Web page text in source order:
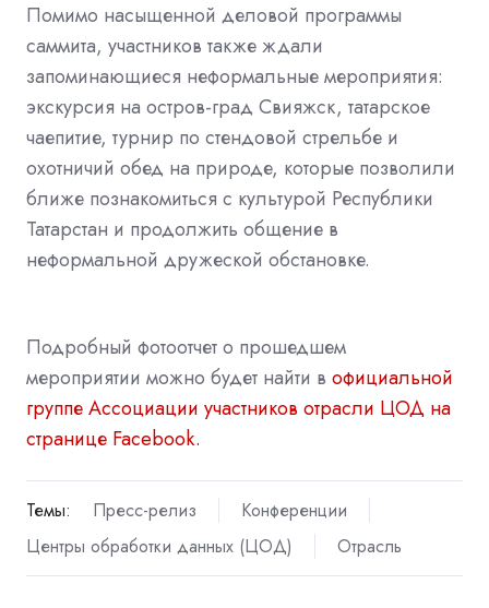
Помимо насыщенной деловой программы
саммита, участников также ждали
запоминающиеся неформальные мероприятия:
экскурсия на остров-град Свияжск, татарское
чаепитие, турнир по стендовой стрельбе и
охотничий обед на природе, которые позволили
ближе познакомиться с культурой Республики
Татарстан и продолжить общение в
неформальной дружеской обстановке.
Подробный фотоотчет о прошедшем
мероприятии можно будет найти в официальной
группе Ассоциации участников отрасли ЦОД на
странице Facebook.
Темы: Пресс-релиз
Конференции
Центры обработки данных (ЦОД)
Отрасль